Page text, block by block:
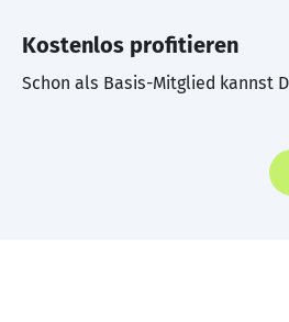
Kostenlos profitieren
Schon als Basis-Mitglied kannst